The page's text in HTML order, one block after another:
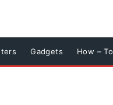
Gadgets How – To